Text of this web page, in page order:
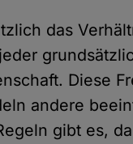
das
Diese
andere
gibt es,